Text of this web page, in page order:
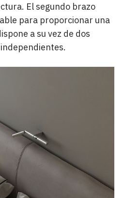
El segundo brazo
para proporcionar una
a su vez de dos